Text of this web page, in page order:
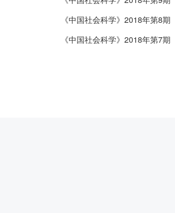
《中国社会科学》2018年第8期
《中国社会科学》2018年第7期